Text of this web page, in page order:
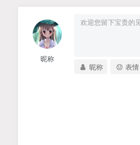
昵称
昵称 表情